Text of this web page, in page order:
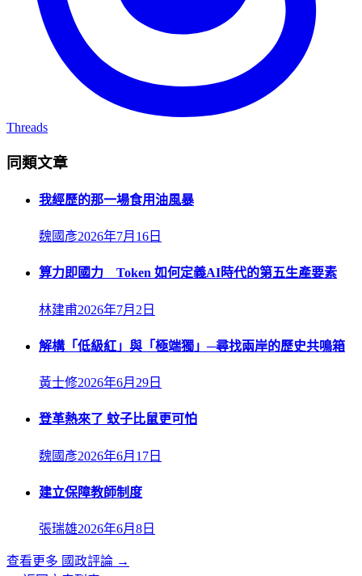
Threads
同類文章
我經歷的那一場食用油風暴
魏國彥2026年7月16日
算力即國力 Token 如何定義AI時代的第五生產要素
林建甫2026年7月2日
解構「低級紅」與「極端獨」─尋找兩岸的歷史共鳴箱
黃士修2026年6月29日
登革熱來了 蚊子比鼠更可怕
魏國彥2026年6月17日
建立保障教師制度
張瑞雄2026年6月8日
查看更多 國政評論 →